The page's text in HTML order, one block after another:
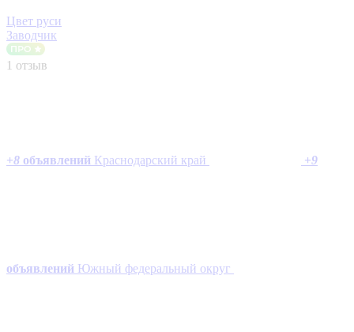
Цвет руси
Заводчик
1 отзыв
+8 объявлений Краснодарский край +9
объявлений Южный федеральный округ